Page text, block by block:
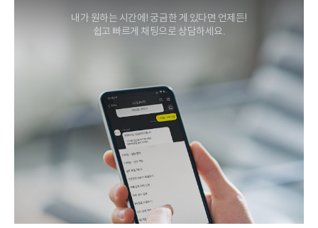
내가 원하는 시간에! 궁금한 게 있다면 언제든!
쉽고 빠르게 채팅으로 상담하세요.